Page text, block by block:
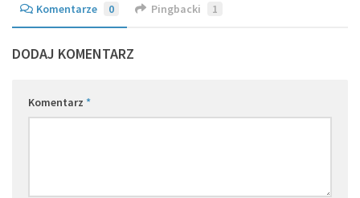
Komentarze 0 Pingbacki 1
DODAJ KOMENTARZ
Komentarz *